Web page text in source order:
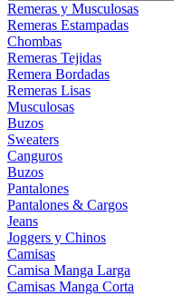
Remeras y Musculosas
Remeras Estampadas
Chombas
Remeras Tejidas
Remera Bordadas
Remeras Lisas
Musculosas
Buzos
Sweaters
Canguros
Buzos
Pantalones
Pantalones & Cargos
Jeans
Joggers y Chinos
Camisas
Camisa Manga Larga
Camisas Manga Corta